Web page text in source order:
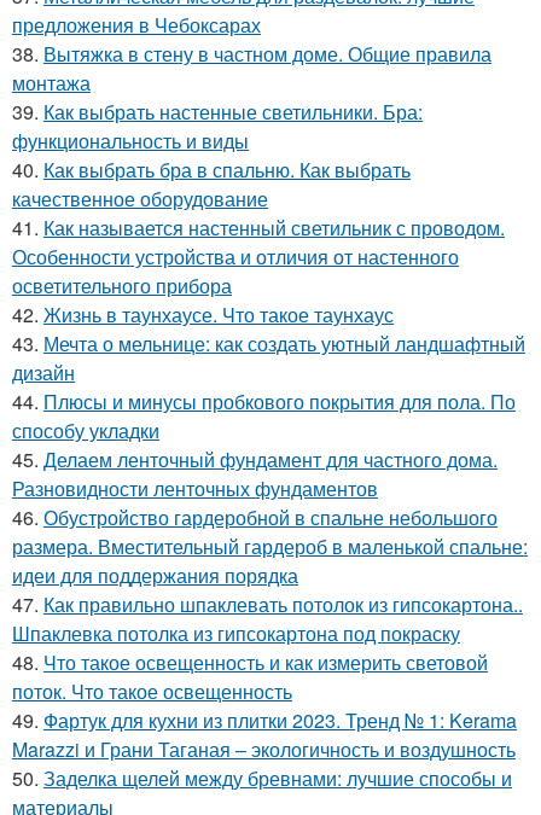
предложения в Чебоксарах
38. Вытяжка в стену в частном доме. Общие правила
монтажа
39. Как выбрать настенные светильники. Бра:
функциональность и виды
40. Как выбрать бра в спальню. Как выбрать
качественное оборудование
41. Как называется настенный светильник с проводом.
Особенности устройства и отличия от настенного
осветительного прибора
42. Жизнь в таунхаусе. Что такое таунхаус
43. Мечта о мельнице: как создать уютный ландшафтный
дизайн
44. Плюсы и минусы пробкового покрытия для пола. По
способу укладки
45. Делаем ленточный фундамент для частного дома.
Разновидности ленточных фундаментов
46. Обустройство гардеробной в спальне небольшого
размера. Вместительный гардероб в маленькой спальне:
идеи для поддержания порядка
47. Как правильно шпаклевать потолок из гипсокартона..
Шпаклевка потолка из гипсокартона под покраску
48. Что такое освещенность и как измерить световой
поток. Что такое освещенность
49. Фартук для кухни из плитки 2023. Тренд № 1: Kerama
Marazzi и Грани Таганая – экологичность и воздушность
50. Заделка щелей между бревнами: лучшие способы и
материалы